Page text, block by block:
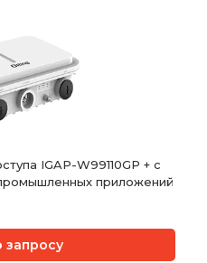
IGAP-W99110GP + с
приложений
запросу